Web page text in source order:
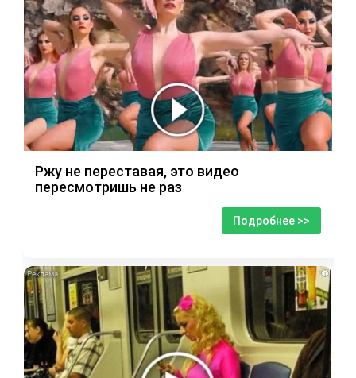
Ржу не переставая, это видео
пересмотришь не раз
Подробнее >>
i